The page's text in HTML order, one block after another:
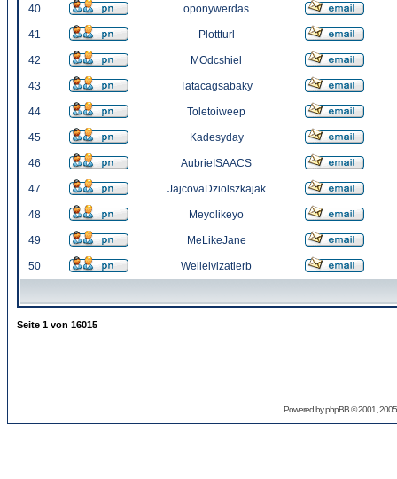
40 oponywerdas
41 Plottturl
42 MOdcshiel
43 Tatacagsabaky
44 Toletoiweep
45 Kadesyday
46 AubrieISAACS
47 JajcovaDziolszkajak
48 Meyolikeyo
49 MeLikeJane
50 Weilelvizatierb
Seite 1 von 16015
Powered byphpBB© 2001,